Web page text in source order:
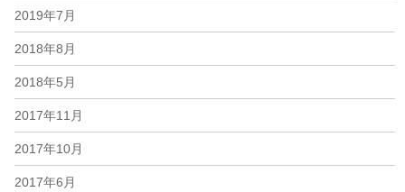
2019年7月
2018年8月
2018年5月
2017年11月
2017年10月
2017年6月